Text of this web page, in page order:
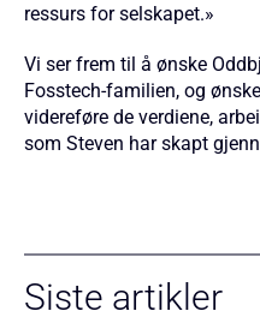
ressurs for selskapet.»
Vi ser frem til å ønske
Fosstech-familien, og
videreføre de verdiene,
som Steven har skapt
Siste artikler